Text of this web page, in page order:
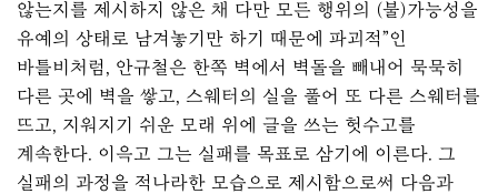
않는지를 제시하지 않은 채 다만 모든 행위의 (불)가능성을
유예의 상태로 남겨놓기만 하기 때문에 파괴적”인
바틀비처럼, 안규철은 한쪽 벽에서 벽돌을 빼내어 묵묵히
다른 곳에 벽을 쌓고, 스웨터의 실을 풀어 또 다른 스웨터를
뜨고, 지워지기 쉬운 모래 위에 글을 쓰는 헛수고를
계속한다. 이윽고 그는 실패를 목표로 삼기에 이른다. 그
실패의 과정을 적나라한 모습으로 제시함으로써 다음과